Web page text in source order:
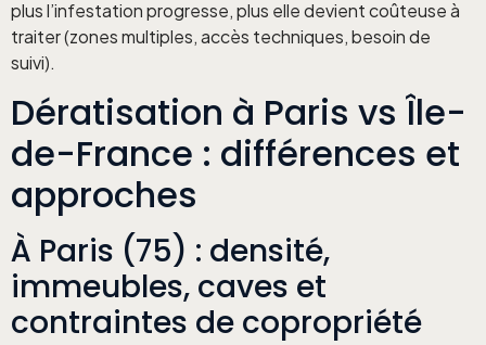
plus l’infestation progresse, plus elle devient coûteuse à
traiter (zones multiples, accès techniques, besoin de
suivi).
Dératisation à Paris vs Île-
de-France : différences et
approches
À Paris (75) : densité,
immeubles, caves et
contraintes de copropriété